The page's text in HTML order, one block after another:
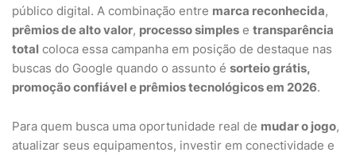
público digital. A combinação entre marca reconhecida,
prêmios de alto valor, processo simples e transparência
total coloca essa campanha em posição de destaque nas
buscas do Google quando o assunto é sorteio grátis,
promoção confiável e prêmios tecnológicos em 2026.
Para quem busca uma oportunidade real de mudar o jogo,
atualizar seus equipamentos, investir em conectividade e